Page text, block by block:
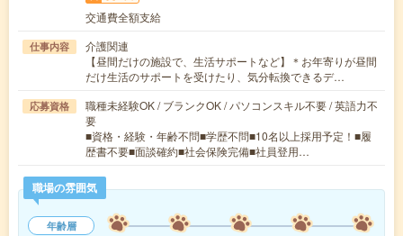
交通費全額支給
仕事内容
介護関連
【昼間だけの施設で、生活サポートなど】＊お年寄りが昼間
だけ生活のサポートを受けたり、気分転換できるデ…
応募資格
職種未経験OK / ブランクOK / パソコンスキル不要 / 英語力不
要
■資格・経験・年齢不問■学歴不問■10名以上採用予定！■履
歴書不要■面談確約■社会保険完備■社員登用…
職場の雰囲気
年齢層